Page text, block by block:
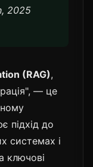
2025
(RAG),
— це
підхід до
системах і
ключові